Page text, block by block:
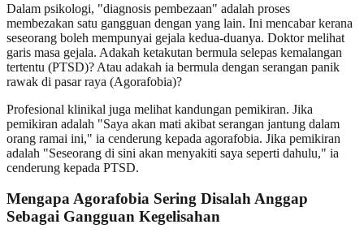
Dalam psikologi, "diagnosis pembezaan" adalah proses
membezakan satu gangguan dengan yang lain. Ini mencabar kerana
seseorang boleh mempunyai gejala kedua-duanya. Doktor melihat
garis masa gejala. Adakah ketakutan bermula selepas kemalangan
tertentu (PTSD)? Atau adakah ia bermula dengan serangan panik
rawak di pasar raya (Agorafobia)?
Profesional klinikal juga melihat kandungan pemikiran. Jika
pemikiran adalah "Saya akan mati akibat serangan jantung dalam
orang ramai ini," ia cenderung kepada agorafobia. Jika pemikiran
adalah "Seseorang di sini akan menyakiti saya seperti dahulu," ia
cenderung kepada PTSD.
Mengapa Agorafobia Sering Disalah Anggap
Sebagai Gangguan Kegelisahan